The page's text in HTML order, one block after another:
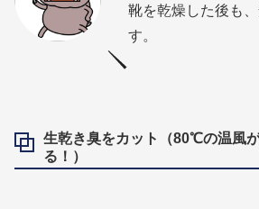
靴を乾燥した後も
す。
生乾き臭をカット（80℃の温風
る！）